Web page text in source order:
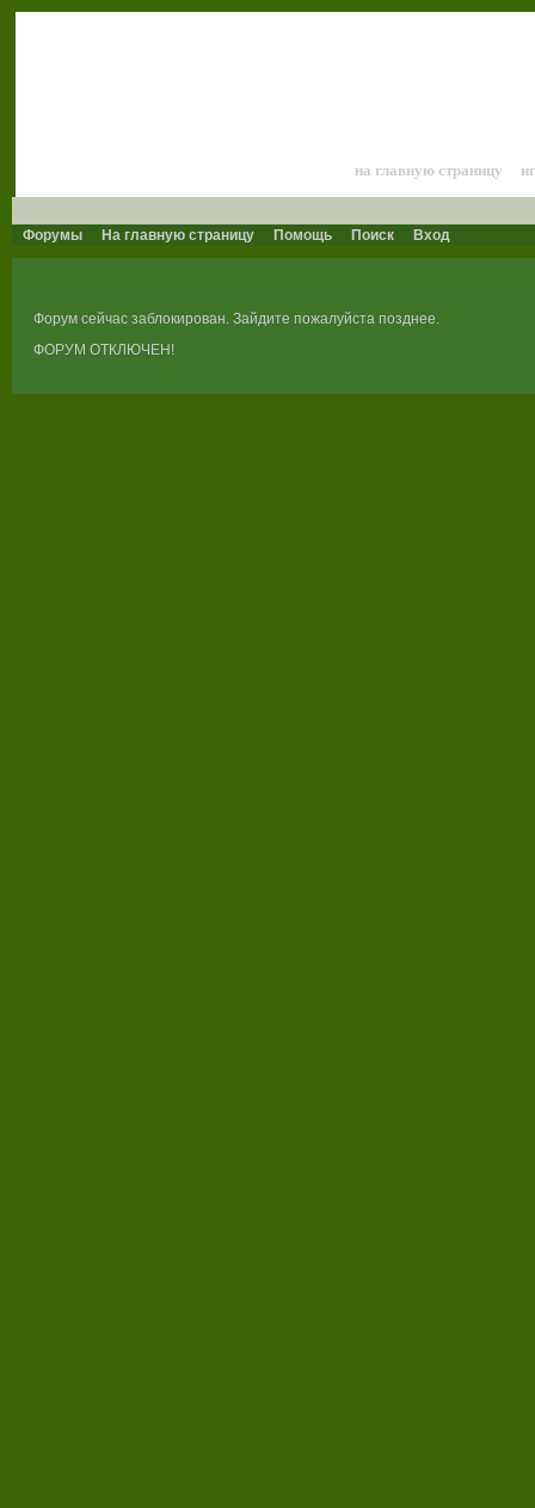
на главную страницу
Форумы На главную страницу Помощь Поиск Вход
Форум сейчас заблокирован. Зайдите пожалуйста позднее.
ФОРУМ ОТКЛЮЧЕН!